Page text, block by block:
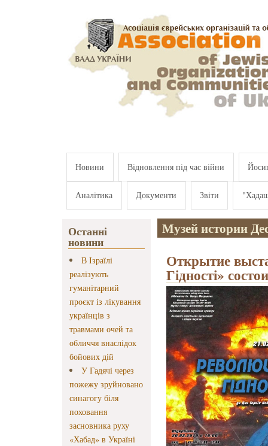
Новини Відновлення під час війни
Аналітика Документи Звіти
Останні
новини
В Ізраїлі
реалізують
гуманітарний
проєкт із лікування
українців з
травмами очей та
обличчя внаслідок
бойових дій
У Гадячі через
пожежу зруйновано
синагогу біля
поховання
засновника руху
«Хабад» в Україні
Музей истории
Открытие
Гідності»